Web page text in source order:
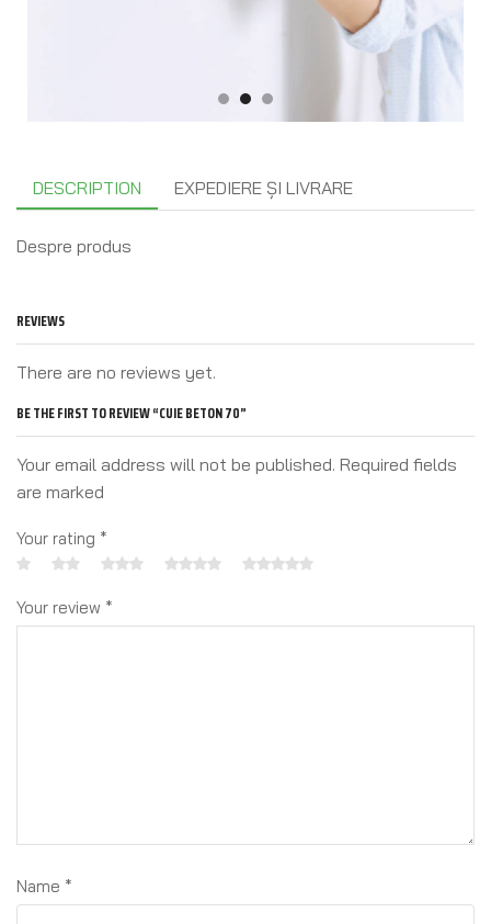
DESCRIPTION EXPEDIERE ȘI LIVRARE
Despre produs
REVIEWS
There are no reviews yet.
BE THE FIRST TO REVIEW “CUIE BETON 70”
Your email address will not be published. Required fields
are marked
Your rating *
Your review *
Name *